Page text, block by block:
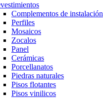
Complementos de instalación
Perfiles
Mosaicos
Zocalos
Panel
Cerámicas
Porcellanatos
Piedras naturales
Pisos flotantes
Pisos vinilicos